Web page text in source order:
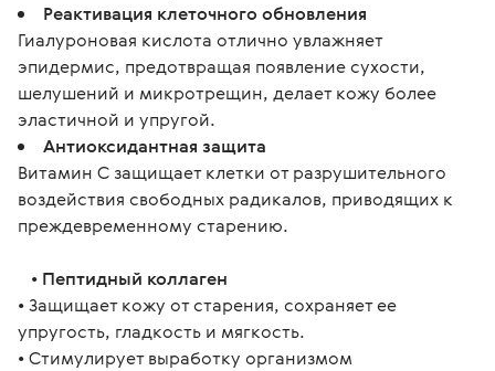
Реактивация клеточного обновления
Гиалуроновая кислота отлично увлажняет
эпидермис, предотвращая появление сухости,
шелушений и микротрещин, делает кожу более
эластичной и упругой.
Антиоксидантная защита
Витамин C защищает клетки от разрушительного
воздействия свободных радикалов, приводящих к
преждевременному старению.
• Пептидный коллаген
• Защищает кожу от старения, сохраняет ее
упругость, гладкость и мягкость.
• Стимулирует выработку организмом